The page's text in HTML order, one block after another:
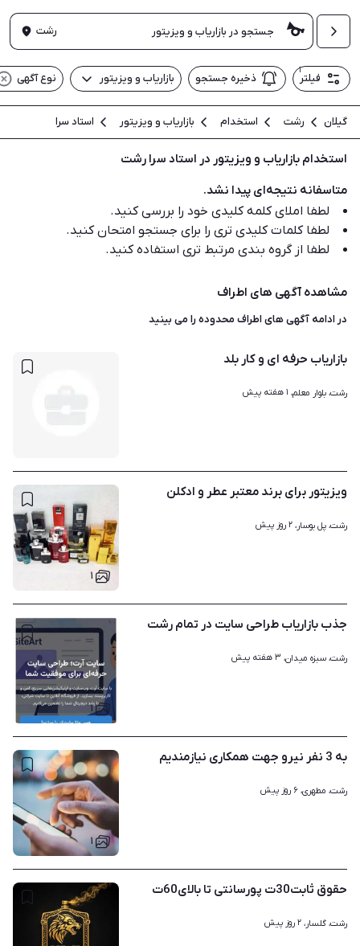
رشت
۱
فیلتر ذخیره جستجو بازاریاب و ویزیتور نوع آگهی
گیلان رشت استخدام بازاریاب و ویزیتور استاد سرا
استخدام بازاریاب و ویزیتور در استاد سرا رشت
متاسفانه نتیجه‌ای پیدا نشد.
لطفا املای کلمه کلیدی خود را بررسی کنید.
لطفا کلمات کلیدی تری را برای جستجو امتحان کنید.
لطفا از گروه بندی مرتبط تری استفاده کنید.
مشاهده آگهی های اطراف
در ادامه آگهی هایاطراف محدودهرا می بینید
بازاریاب حرفه ای و کار بلد
رشت، بلوار معلم، ۱ هفته پیش
۱
ویزیتور برای برند معتبر عطر و ادکلن
رشت، پل بوسار، ۲ روز پیش
۱
جذب بازاریاب طراحی سایت در تمام رشت
رشت، سبزه میدان، ۳ هفته پیش
۱
به 3 نفر نیرو جهت همکاری نیازمندیم
رشت، مطهری، ۶ روز پیش
حقوق ثابت30ت پورسانتی تا بالای60ت
رشت، گلسار، ۲ روز پیش